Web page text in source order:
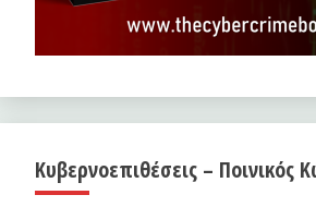
Κυβερνοεπιθέσεις – Ποινικός